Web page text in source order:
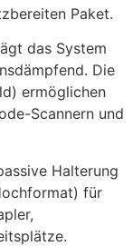
Paket.
das System
Die
ermöglichen
Scannern und
Halterung
für